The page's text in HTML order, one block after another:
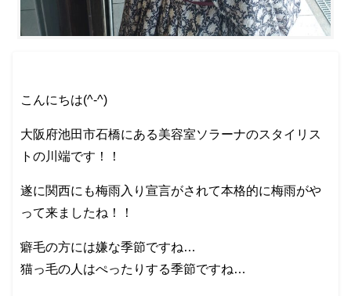
こんにちは(^-^)
大阪府池田市石橋にある美容室ソラーナのスタイリス
トの川端です！！
遂に関西にも梅雨入り宣言がされて本格的に梅雨がや
って来ましたね！！
癖毛の方には嫌な季節ですね…
猫っ毛の人はぺったりする季節ですね…